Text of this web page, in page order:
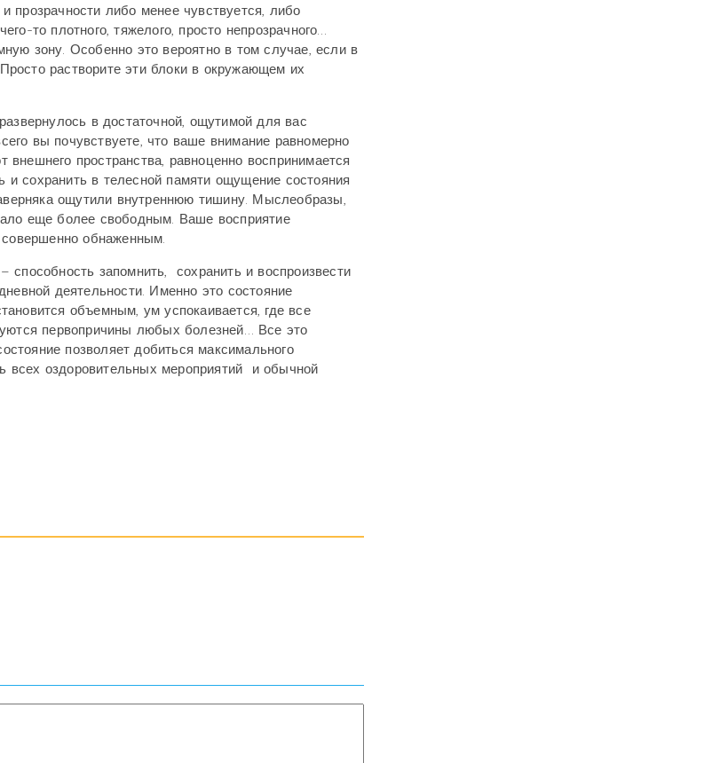
прозрачности либо менее чувствуется, либо
то плотного, тяжелого, просто непрозрачного…
зону. Особенно это вероятно в том случае, если в
растворите эти блоки в окружающем их
в достаточной, ощутимой для вас
вы почувствуете, что ваше внимание равномерно
пространства, равноценно воспринимается
сохранить в телесной памяти ощущение состояния
ощутили внутреннюю тишину. Мыслеобразы,
еще более свободным. Ваше восприятие
обнаженным.
– способность запомнить, сохранить и воспроизвести
деятельности. Именно это состояние
объемным, ум успокаивается, где все
первопричины любых болезней… Все это
позволяет добиться максимального
всех оздоровительных мероприятий и обычной